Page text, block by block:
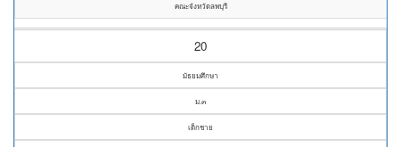
คณะจังหวัดลพบุรี
20
มัธยมศึกษา
ม.๓
เด็กชาย